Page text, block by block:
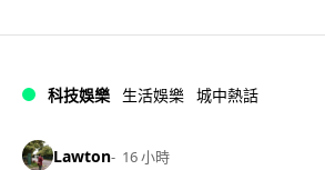
科技娛樂 生活娛樂 城中熱話
Lawton 16 小時